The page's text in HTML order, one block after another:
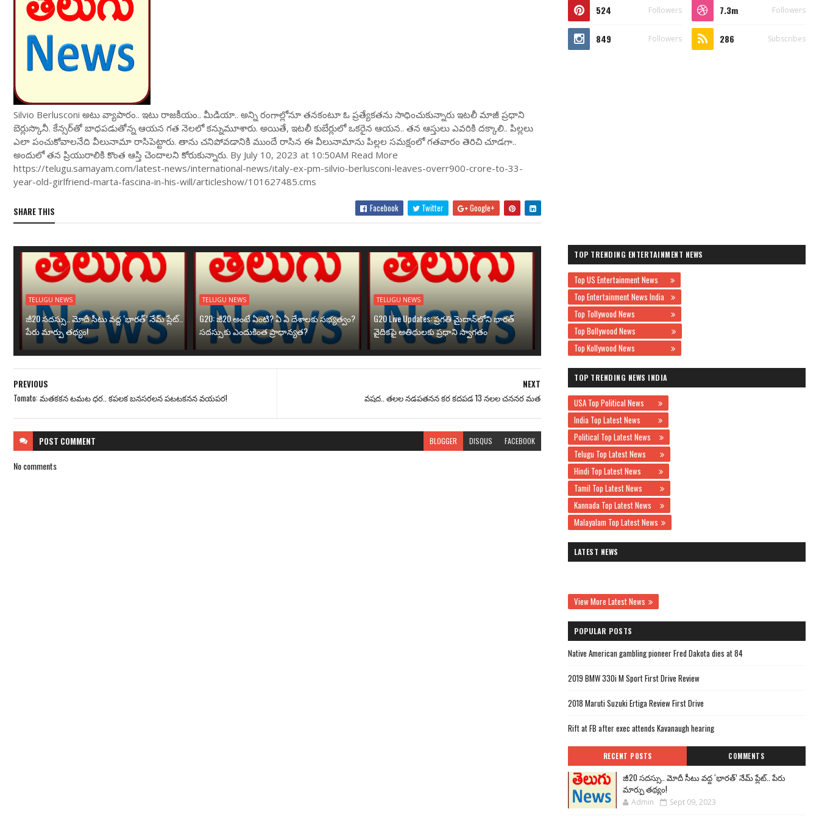
Silvio Berlusconi అటు వ్యాపారం.. ఇటు రాజకీయం.. మీడియా.. అన్ని రంగాల్లోనూ తనకంటూ ఓ ప్రత్యేకతను సాధించుకున్నారు ఇటలీ మాజీ ప్రధాని
బెర్లుస్కొనీ. కేన్సర్‌తో బాధపడుతోన్న ఆయన గత నెలలో కన్నుమూశారు. అయితే, ఇటలీ కుబేర్లులో ఒకరైన ఆయన.. తన ఆస్తులు ఎవరికి దక్కాలి.. పిల్లలు
ఎలా పంచుకోవాలనేది వీలునామా రాసిపెట్టారు. తాను చనిపోవడానికి ముందే రాసిన ఈ వీలునామాను పిల్లల సమక్షంలో గతవారం తెరిచి చూడగా..
అందులో తన ప్రియురాలికి కొంత ఆస్తి చెందాలని కోరుకున్నారు. By July 10, 2023 at 10:50AM Read More
https://telugu.samayam.com/latest-news/international-news/italy-ex-pm-silvio-berlusconi-leaves-overr900-crore-to-33-
year-old-girlfriend-marta-fascina-in-his-will/articleshow/101627485.cms
SHARE THIS Facebook Twitter Google+
TELUGU NEWS
జీ20 సదస్సు.. మోదీ సీటు వద్ద ‘భారత్’ నేమ్ ప్లేట్‌..
పేరు మార్పు తథ్యం!
TELUGU NEWS
G20: జీ20 అంటే ఏంటి? ఏ ఏ దేశాలకు సభ్యత్వం?
సదస్సుకు ఎందుకింత ప్రాధాన్యత?
TELUGU NEWS
G20 Live Updates: ప్రగతి మైదాన్‌లోని భారత్
వైదికపై అతిథులకు ప్రధాని స్వాగతం
NEXT
వషద.. తలల నడపతనన కర కదపడ 13 నలల చననర మత
PREVIOUS
Tomato: మతకకన టమట ధర.. కపలక బనసరలన పటటకనన వయపర!
POST COMMENT BLOGGER DISQUS FACEBOOK
No comments
524 Followers 7.3m Followers
849 Followers 286 Subscribes
TOP TRENDING ENTERTAINMENT NEWS
Top US Entertainment News
Top Entertainment News India
Top Tollywood News
Top Bollywood News
Top Kollywood News
TOP TRENDING NEWS INDIA
USA Top Political News
India Top Latest News
Political Top Latest News
Telugu Top Latest News
Hindi Top Latest News
Tamil Top Latest News
Kannada Top Latest News
Malayalam Top Latest News
LATEST NEWS
View More Latest News
POPULAR POSTS
Native American gambling pioneer Fred Dakota dies at 84
2019 BMW 330i M Sport First Drive Review
2018 Maruti Suzuki Ertiga Review First Drive
Rift at FB after exec attends Kavanaugh hearing
RECENT POSTS COMMENTS
జీ20 సదస్సు.. మోదీ సీటు వద్ద ‘భారత్’ నేమ్ ప్లేట్‌.. పేరు
మార్పు తథ్యం!
Admin Sept 09, 2023